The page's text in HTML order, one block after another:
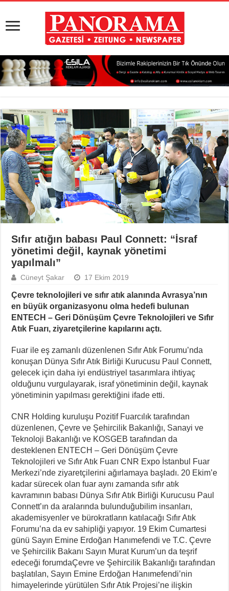
Sıfır atığın babası Paul Connett: “İsraf
yönetimi değil, kaynak yönetimi
yapılmalı”
Cüneyt Şakar 17 Ekim 2019
Çevre teknolojileri ve sıfır atık alanında Avrasya’nın
en büyük organizasyonu olma hedefi bulunan
ENTECH – Geri Dönüşüm Çevre Teknolojileri ve Sıfır
Atık Fuarı, ziyaretçilerine kapılarını açtı.
Fuar ile eş zamanlı düzenlenen Sıfır Atık Forumu’nda
konuşan Dünya Sıfır Atık Birliği Kurucusu Paul Connett,
gelecek için daha iyi endüstriyel tasarımlara ihtiyaç
olduğunu vurgulayarak, israf yönetiminin değil, kaynak
yönetiminin yapılması gerektiğini ifade etti.
CNR Holding kuruluşu Pozitif Fuarcılık tarafından
düzenlenen, Çevre ve Şehircilik Bakanlığı, Sanayi ve
Teknoloji Bakanlığı ve KOSGEB tarafından da
desteklenen ENTECH – Geri Dönüşüm Çevre
Teknolojileri ve Sıfır Atık Fuarı CNR Expo İstanbul Fuar
Merkezi’nde ziyaretçilerini ağırlamaya başladı. 20 Ekim’e
kadar sürecek olan fuar aynı zamanda sıfır atık
kavramının babası Dünya Sıfır Atık Birliği Kurucusu Paul
Connett’ın da aralarında bulunduğubilim insanları,
akademisyenler ve bürokratların katılacağı Sıfır Atık
Forumu’na da ev sahipliği yapıyor. 19 Ekim Cumartesi
günü Sayın Emine Erdoğan Hanımefendi ve T.C. Çevre
ve Şehircilik Bakanı Sayın Murat Kurum’un da teşrif
edeceği forumdaÇevre ve Şehircilik Bakanlığı tarafından
başlatılan, Sayın Emine Erdoğan Hanımefendi’nin
himayelerinde yürütülen Sıfır Atık Projesi’ne ilişkin